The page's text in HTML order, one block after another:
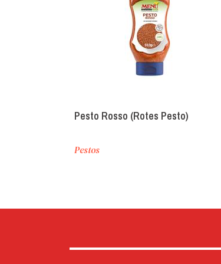
Pesto Rosso (Rotes Pesto)
Pestos